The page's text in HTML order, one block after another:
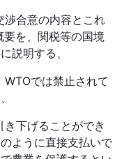
合意の内容とこれ
要を、関税等の国境
説明する、
WTOでは禁止されて
下げることができ
ように直接支払いで